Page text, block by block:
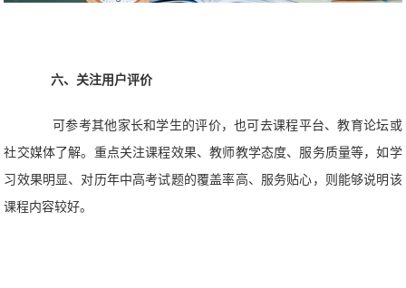
六、关注用户评价
可参考其他家长和学生的评价，也可去课程平台、教育论坛或
社交媒体了解。重点关注课程效果、教师教学态度、服务质量等，如学
习效果明显、对历年中高考试题的覆盖率高、服务贴心，则能够说明该
课程内容较好。